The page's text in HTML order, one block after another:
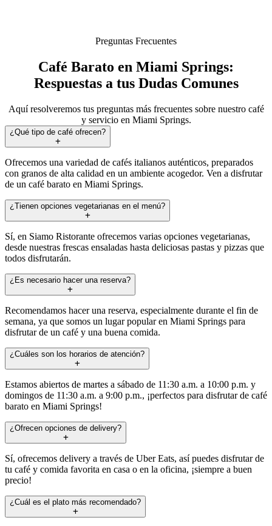
Preguntas Frecuentes
Café Barato en Miami Springs:
Respuestas a tus Dudas Comunes
Aquí resolveremos tus preguntas más frecuentes sobre nuestro café
y servicio en Miami Springs.
¿Qué tipo de café ofrecen?
Ofrecemos una variedad de cafés italianos auténticos, preparados
con granos de alta calidad en un ambiente acogedor. Ven a disfrutar
de un café barato en Miami Springs.
¿Tienen opciones vegetarianas en el menú?
Sí, en Siamo Ristorante ofrecemos varias opciones vegetarianas,
desde nuestras frescas ensaladas hasta deliciosas pastas y pizzas que
todos disfrutarán.
¿Es necesario hacer una reserva?
Recomendamos hacer una reserva, especialmente durante el fin de
semana, ya que somos un lugar popular en Miami Springs para
disfrutar de un café y una buena comida.
¿Cuáles son los horarios de atención?
Estamos abiertos de martes a sábado de 11:30 a.m. a 10:00 p.m. y
domingos de 11:30 a.m. a 9:00 p.m., ¡perfectos para disfrutar de café
barato en Miami Springs!
¿Ofrecen opciones de delivery?
Sí, ofrecemos delivery a través de Uber Eats, así puedes disfrutar de
tu café y comida favorita en casa o en la oficina, ¡siempre a buen
precio!
¿Cuál es el plato más recomendado?